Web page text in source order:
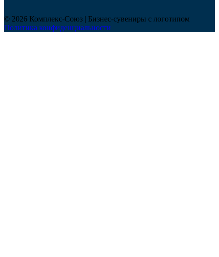
© 2026 Комплекс-Союз | Бизнес-сувениры с логотипом
Политика конфиденциальности